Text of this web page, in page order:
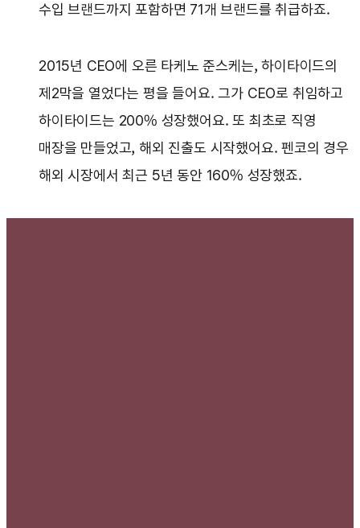
수입 브랜드까지 포함하면 71개 브랜드를 취급하죠.
2015년 CEO에 오른 타케노 준스케는, 하이타이드의
제2막을 열었다는 평을 들어요. 그가 CEO로 취임하고
하이타이드는 200% 성장했어요. 또 최초로 직영
매장을 만들었고, 해외 진출도 시작했어요. 펜코의 경우
해외 시장에서 최근 5년 동안 160% 성장했죠.